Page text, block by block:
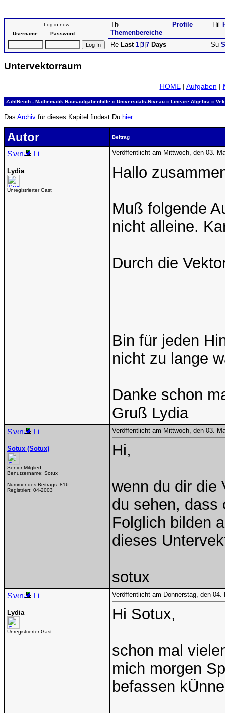
Log in now
Username
Password Themenbereiche
Profile
Last 1 3 7 Days
Untervektorraum
HOME| Aufgaben |
ZahlReich - Mathematik Hausaufgabenhilfe » Universitäts-Niveau » Lineare Algebra »
Das Archiv für dieses Kapitel findest Du hier.
Autor Beitrag
Lydia
Unregistrierter Gast
Veröffentlicht am Mittwoch, den 03.
Hallo
Muß folgende
nicht alleine.
Durch die
Bin für jeden
nicht zu lange
Danke schon
Gruß Lydia
Sotux (Sotux)
Senior Mitglied
Benutzername: Sotux
Nummer des Beitrags: 816
Registriert: 04-2003
Veröffentlicht am Mittwoch, den 03.
Hi,
wenn du dir die
du sehen, dass
Folglich bilden
dieses
sotux
Lydia
Unregistrierter Gast
Veröffentlicht am Donnerstag, den
Hi Sotux,
schon mal
mich morgen
befassen